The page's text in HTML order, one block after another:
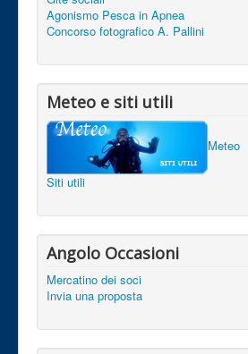
Agonismo Pesca in Apnea
Concorso fotografico A. Pallini
Meteo e siti utili
Meteo
Siti utili
Angolo Occasioni
Mercatino dei soci
Invia una proposta